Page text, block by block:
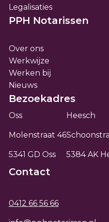
Legalisaties
PPH Notarissen
Over ons
Werkwijze
Werken bij
Nieuws
Bezoekadres
Oss
Molenstraat 46
5341 GD Oss
Heesch
5384 AK
Contact
0412 66 56 66